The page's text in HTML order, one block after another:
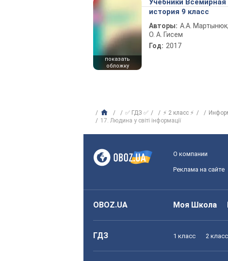
показать
обложку
Учебники Всемирная
история 9 класс
Авторы: А.А. Мартынюк,
О. А. Гисем
Год: 2017
✅ ГДЗ ✅ ⚡ 2 класс ⚡
17. Людина у світі інформації
О компании
Реклама на сайте
OBOZ.UA Моя Школа
ГДЗ 1 класс 2 класс